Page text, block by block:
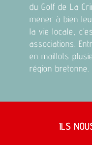
du Golf de La
mener à bien
la vie locale,
associations.
en maillots
région bretonne.
ILS